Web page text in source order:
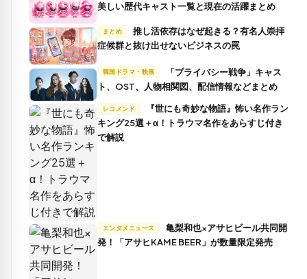
美しい歴代キャスト一覧と現在の活躍まとめ
まとめ
推し活依存はなぜ起きる？有名人崇拝
症候群と抜け出せないビジネスの罠
韓国ドラマ・映画
ト、OST、人物相関図、配信情報などまとめ
レコメンド
キング25選＋α！トラウマ名作をあらすじ付き
で解説
エンタメニュース
発！「アサヒKAME BEER」が数量限定発売